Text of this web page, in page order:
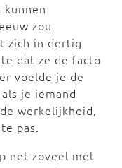
kunnen
zou
zich in dertig
dat ze de facto
voelde je de
je iemand
werkelijkheid,
pas.
net zoveel met